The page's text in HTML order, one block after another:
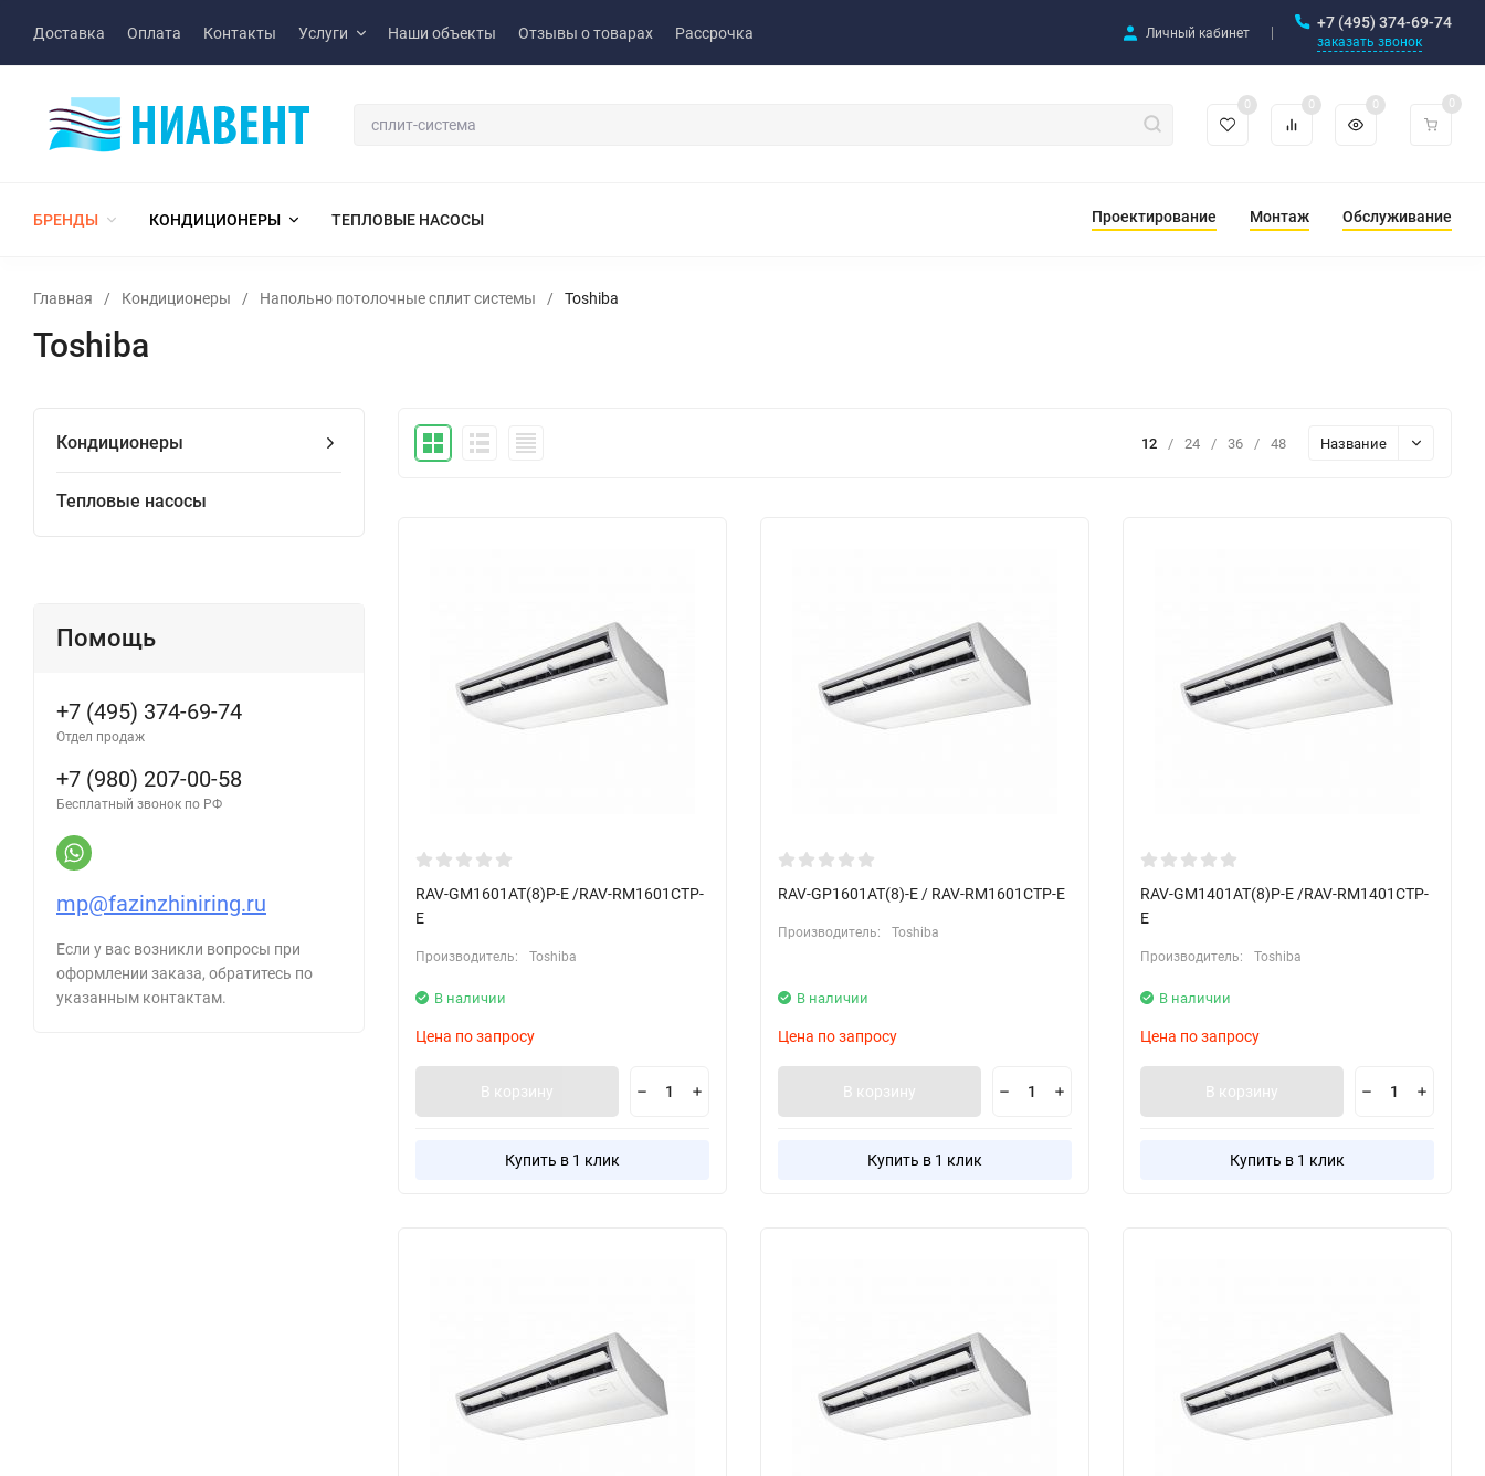
Доставка Оплата Контакты Услуги Наши объекты Отзывы о товарах Рассрочка Личный кабинет
+7 (495) 374-69-74
заказать звонок
0 0 0 0
БРЕНДЫ КОНДИЦИОНЕРЫ ТЕПЛОВЫЕ НАСОСЫ Проектирование Монтаж Обслуживание
Главная / Кондиционеры / Напольно потолочные сплит системы / Toshiba
Toshiba
Кондиционеры
Тепловые насосы
Помощь
+7 (495) 374-69-74
Отдел продаж
+7 (980) 207-00-58
Бесплатный звонок по РФ
mp@fazinzhiniring.ru
Если у вас возникли вопросы при
оформлении заказа, обратитесь по
указанным контактам.
12 / 24 / 36 / 48 Название
RAV-GM1601AT(8)P-E /RAV-RM1601CTP-
E
Производитель: Toshiba
В наличии
Цена по запросу
В корзину
Купить в 1 клик
RAV-GP1601AT(8)-E / RAV-RM1601CTP-E
Производитель: Toshiba
В наличии
Цена по запросу
В корзину
Купить в 1 клик
RAV-GM1401AT(8)P-E /RAV-RM1401CTP-
E
Производитель: Toshiba
В наличии
Цена по запросу
В корзину
Купить в 1 клик